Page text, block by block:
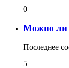
0
Можно ли
Последнее
5